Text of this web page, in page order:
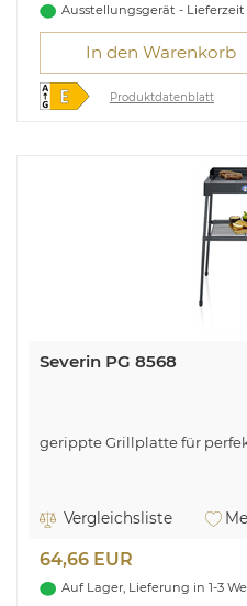
Ausstellungsgerät - Lieferzeit
In den Warenkorb
Produktdatenblatt
Severin PG 8568
gerippte Grillplatte für
Vergleichsliste
64,66 EUR
Auf Lager, Lieferung in 1-3